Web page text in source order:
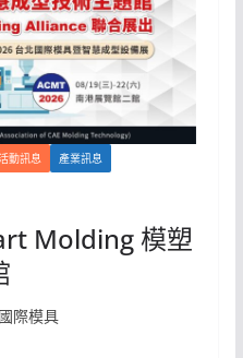
動訊息 產業訊息
Molding 模塑
際模具